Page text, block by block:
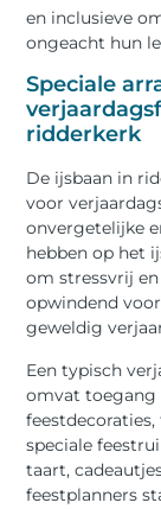
en inclusieve
ongeacht hun
Speciale
ridderkerk
De ijsbaan in
voor
onvergetelijke
hebben op het
om stressvrij
opwindend
geweldig
Een typisch
omvat toegang
speciale
taart,
feestplanners